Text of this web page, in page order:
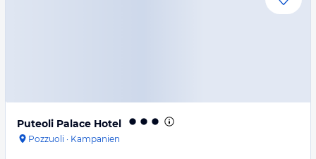
Puteoli Palace Hotel
Pozzuoli · Kampanien